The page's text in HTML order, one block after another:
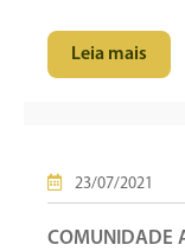
Leia mais
23/07/2021
COMUNIDADE